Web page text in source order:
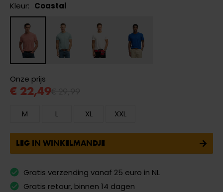
Kleur: Coastal
Onze prijs
€ 22,49
M L XL XXL
LEG IN WINKELMANDJE
Gratis verzending vanaf 25 euro in NL
Gratis retour, binnen 14 dagen